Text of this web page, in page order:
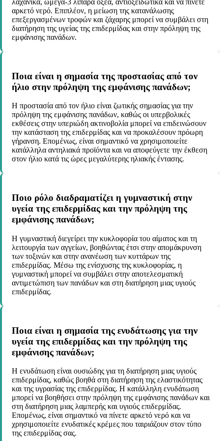
λαχανικά, ωμέγα-3 λιπαρά οξέα, αντιοξειδωτικά και να πίνετε
αρκετό νερό. Επιπλέον, η μείωση της κατανάλωσης
επεξεργασμένων τροφών και ζάχαρης μπορεί να συμβάλει στη
διατήρηση της υγείας της επιδερμίδας και στην πρόληψη της
εμφάνισης πανάδων.
Ποια είναι η σημασία της προστασίας από τον
ήλιο στην πρόληψη της εμφάνισης πανάδων;
Η προστασία από τον ήλιο είναι ζωτικής σημασίας για την
πρόληψη της εμφάνισης πανάδων, καθώς οι υπερβολικές
εκθέσεις στην υπεριώδη ακτινοβολία μπορεί να επιδεινώσουν
την κατάσταση της επιδερμίδας και να προκαλέσουν πρόωρη
γήρανση. Επομένως, είναι σημαντικό να χρησιμοποιείτε
κατάλληλα αντηλιακά προϊόντα και να αποφεύγετε την έκθεση
στον ήλιο κατά τις ώρες μεγαλύτερης ηλιακής έντασης.
Ποιο ρόλο διαδραματίζει η γυμναστική στην
υγεία της επιδερμίδας και την πρόληψη της
εμφάνισης πανάδων;
Η γυμναστική διεγείρει την κυκλοφορία του αίματος και τη
λειτουργία των αγγείων, βοηθώντας έτσι στην απομάκρυνση
των τοξινών και στην ανανέωση των κυττάρων της
επιδερμίδας. Μέσω της ενίσχυσης της κυκλοφορίας, η
γυμναστική μπορεί να συμβάλει στην αποτελεσματική
αντιμετώπιση των πανάδων και στη διατήρηση μιας υγιούς
επιδερμίδας.
Ποια είναι η σημασία της ενυδάτωσης για την
υγεία της επιδερμίδας και την πρόληψη της
εμφάνισης πανάδων;
Η ενυδάτωση είναι ουσιώδης για τη διατήρηση μιας υγιούς
επιδερμίδας, καθώς βοηθά στη διατήρηση της ελαστικότητας
και της υγρασίας της επιδερμίδας. Η κατάλληλη ενυδάτωση
μπορεί να βοηθήσει στην πρόληψη της εμφάνισης πανάδων και
στη διατήρηση μιας λαμπερής και υγιούς επιδερμίδας.
Επομένως, είναι σημαντικό να πίνετε αρκετό νερό και να
χρησιμοποιείτε ενυδατικές κρέμες που ταιριάζουν στον τύπο
της επιδερμίδας σας.